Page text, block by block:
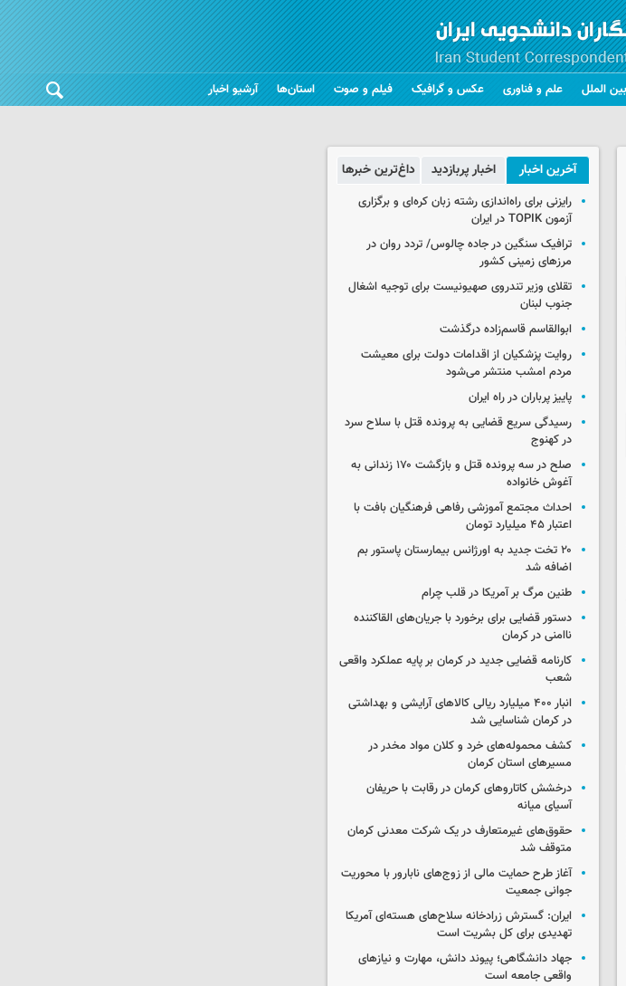
بین الملل علم و فناوری عکس و گرافیک فیلم و صوت استان‌ها آرشیو اخبار
آخرین اخبار اخبار پربازدید داغ‌ترین خبرها
رایزنی برای راه‌اندازی رشته زبان کره‌ای و برگزاری
آزمون TOPIK در ایران
ترافیک سنگین در جاده چالوس/ تردد روان در
مرزهای زمینی کشور
تقلای وزیر تندروی صهیونیست برای توجیه اشغال
جنوب لبنان
ابوالقاسم قاسم‌زاده درگذشت
روایت پزشکیان از اقدامات دولت برای معیشت
مردم امشب منتشر می‌شود
پاییز پرباران در راه ایران
رسیدگی سریع قضایی به پرونده قتل با سلاح سرد
در کهنوج
صلح در سه پرونده قتل و بازگشت ۱۷۰ زندانی به
آغوش خانواده
احداث مجتمع آموزشی رفاهی فرهنگیان بافت با
اعتبار ۴۵ میلیارد تومان
۲۰ تخت جدید به اورژانس بیمارستان پاستور بم
اضافه شد
طنین مرگ بر آمریکا در قلب چرام
دستور قضایی برای برخورد با جریان‌های القاکننده
ناامنی در کرمان
کارنامه قضایی جدید در کرمان بر پایه عملکرد واقعی
شعب
انبار ۴۰۰ میلیارد ریالی کالاهای آرایشی و بهداشتی
در کرمان شناسایی شد
کشف محموله‌های خرد و کلان مواد مخدر در
مسیرهای استان کرمان
درخشش کاتاروهای کرمان در رقابت با حریفان
آسیای میانه
حقوق‌های غیرمتعارف در یک شرکت معدنی کرمان
متوقف شد
آغاز طرح حمایت مالی از زوج‌های نابارور با محوریت
جوانی جمعیت
ایران: گسترش زرادخانه سلاح‌های هسته‌ای آمریکا
تهدیدی برای کل بشریت است
جهاد دانشگاهی؛ پیوند دانش، مهارت و نیازهای
واقعی جامعه است